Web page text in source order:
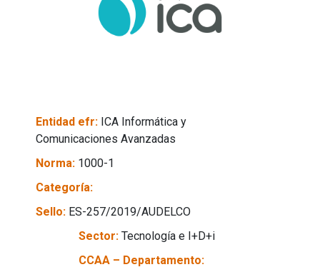
Entidad efr: ICA Informática y
Comunicaciones Avanzadas
Norma: 1000-1
Categoría:
Sello: ES-257/2019/AUDELCO
Sector: Tecnología e I+D+i
CCAA – Departamento: